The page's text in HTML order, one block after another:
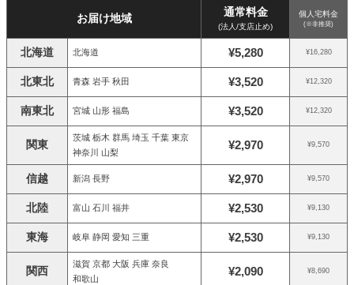
お届け地域 通常料金
(法人/支店止め)
個人宅料金
(※非推奨)
北海道 北海道 ¥5,280 ¥16,280
北東北 青森 岩手 秋田 ¥3,520 ¥12,320
南東北 宮城 山形 福島 ¥3,520 ¥12,320
関東
茨城 栃木 群馬 埼玉 千葉 東京
神奈川 山梨
¥2,970 ¥9,570
信越 新潟 長野 ¥2,970 ¥9,570
北陸 富山 石川 福井 ¥2,530 ¥9,130
東海 岐阜 静岡 愛知 三重 ¥2,530 ¥9,130
関西
滋賀 京都 大阪 兵庫 奈良
和歌山
¥2,090 ¥8,690